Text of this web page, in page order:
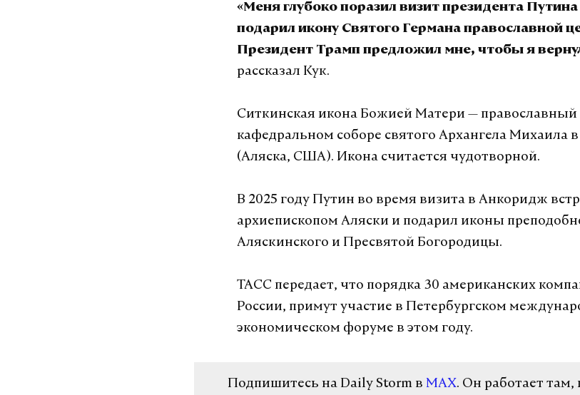
«Меня глубоко поразил визит президента
подарил икону Святого Германа православной
Президент Трамп предложил мне, чтобы я
рассказал Кук.
Ситкинская икона Божией Матери —
кафедральном соборе святого Архангела Михаила
(Аляска, США). Икона считается чудотворной.
В 2025 году Путин во время визита в Анкоридж
архиепископом Аляски и подарил иконы
Аляскинского и Пресвятой Богородицы.
ТАСС передает, что порядка 30 американских
России, примут участие в Петербургском
экономическом форуме в этом году.
Подпишитесь на Daily Storm в MAX. Он работает там,